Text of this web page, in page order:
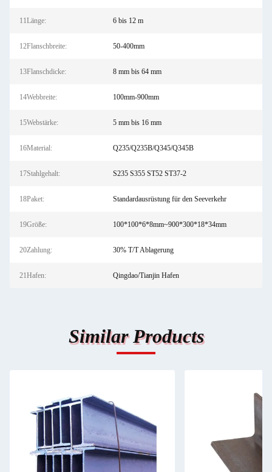
11Länge: 6 bis 12 m
12Flanschbreite: 50-400mm
13Flanschdicke: 8 mm bis 64 mm
14Webbreite: 100mm-900mm
15Webstärke: 5 mm bis 16 mm
16Material: Q235/Q235B/Q345/Q345B
17Stahlgehalt: S235 S355 ST52 ST37-2
18Paket: Standardausrüstung für den Seeverkehr
19Größe: 100*100*6*8mm~900*300*18*34mm
20Zahlung: 30% T/T Ablagerung
21Hafen: Qingdao/Tianjin Hafen
Similar Products